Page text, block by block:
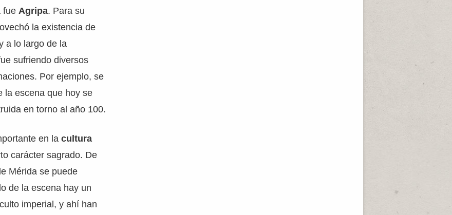
fueAgripa. Para su
la existencia de
a lo largo de la
sufriendo diversos
Por ejemplo, se
la escena que hoy se
en torno al año 100.
en lacultura
carácter sagrado. De
Mérida se puede
de la escena hay un
imperial, y ahí han